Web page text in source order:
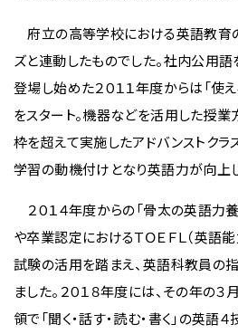
府立の高等学校における英語教育
ズと連動したものでした。社内公用
登場し始めた２０１１年度からは「使
をスタート。機器などを活用した授
枠を超えて実施したアドバンストク
学習の動機付けとなり英語力が向上
２０１４年度からの「骨太の英語力
や卒業認定におけるＴＯＥＦＬ（英語
試験の活用を踏まえ、英語科教員の
ました。２０１８年度には、その年の
領で「聞く・話す・読む・書く」の英